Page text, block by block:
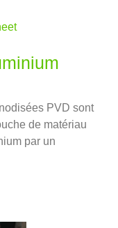
PVD sont
de matériau
par un